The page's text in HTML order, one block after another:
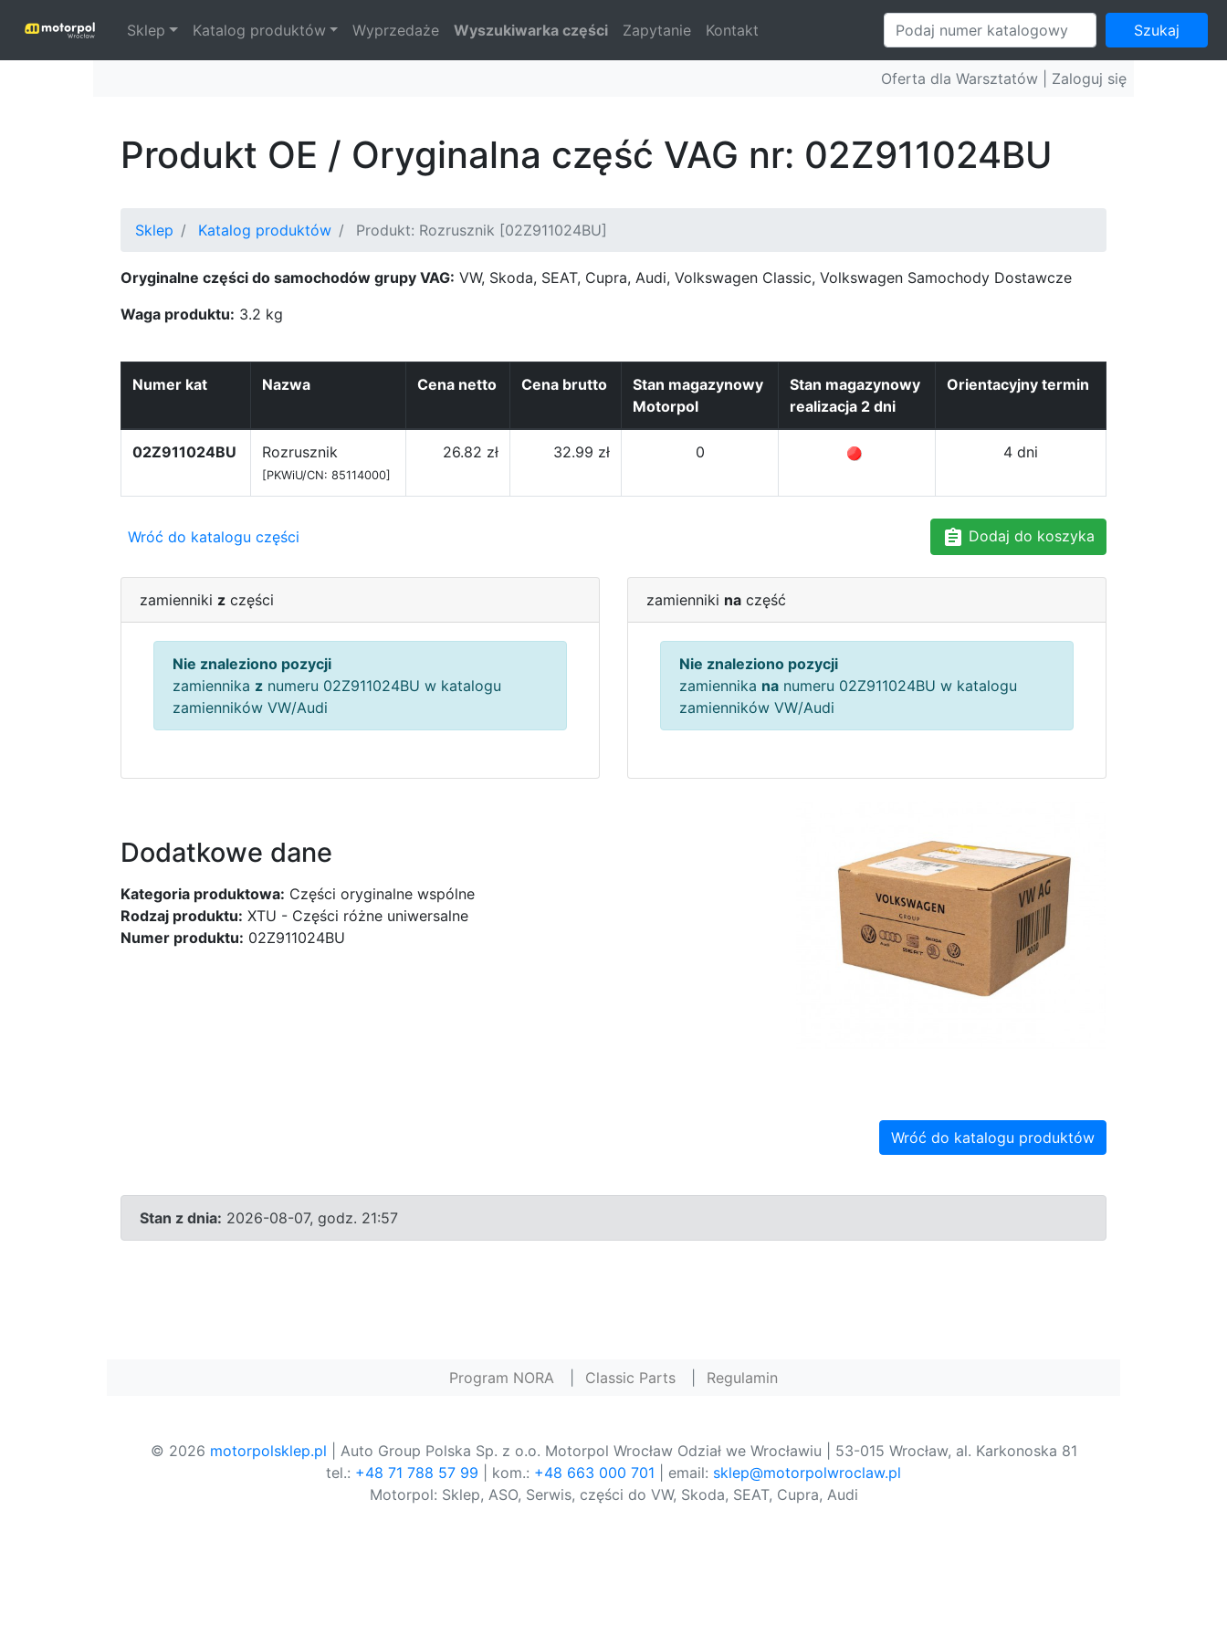
Sklep Katalog produktów Wyprzedaże Wyszukiwarka części Zapytanie Kontakt Szukaj
Oferta dla Warsztatów | Zaloguj się
Produkt OE / Oryginalna część VAG nr: 02Z911024BU
Sklep Katalog produktów Produkt: Rozrusznik [02Z911024BU]
Oryginalne części do samochodów grupy VAG: VW, Skoda, SEAT, Cupra, Audi, Volkswagen Classic, Volkswagen Samochody Dostawcze
Waga produktu: 3.2 kg
Numer kat Nazwa Cena netto Cena brutto
Stan magazynowy
Motorpol
Stan magazynowy
realizacja 2 dni
Orientacyjny termin
02Z911024BU Rozrusznik
[PKWiU/CN: 85114000]
26.82 zł 32.99 zł 0 4 dni
Wróć do katalogu części Dodaj do koszyka
zamienniki z części
Nie znaleziono pozycji
zamiennika z numeru 02Z911024BU w katalogu
zamienników VW/Audi
zamienniki na część
Nie znaleziono pozycji
zamiennika na numeru 02Z911024BU w katalogu
zamienników VW/Audi
Dodatkowe dane
Kategoria produktowa: Części oryginalne wspólne
Rodzaj produktu: XTU - Części różne uniwersalne
Numer produktu: 02Z911024BU
Wróć do katalogu produktów
Stan z dnia: 2026-08-07, godz. 21:57
Program NORA Classic Parts Regulamin
© 2026 motorpolsklep.pl | Auto Group Polska Sp. z o.o. Motorpol Wrocław Odział we Wrocławiu | 53-015 Wrocław, al. Karkonoska 81
tel.: +48 71 788 57 99 | kom.: +48 663 000 701 | email: sklep@motorpolwroclaw.pl
Motorpol: Sklep, ASO, Serwis, części do VW, Skoda, SEAT, Cupra, Audi